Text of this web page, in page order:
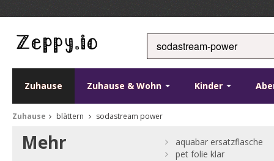
Zuhause Zuhause & Wohn Kinder
Zuhause blättern sodastream power
Mehr
aquabar ersatzflasche
pet folie klar